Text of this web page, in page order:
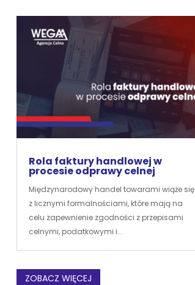
Rola faktury handlowej w
procesie odprawy celnej
Międzynarodowy handel towarami wiąże się
z licznymi formalnościami, które mają na
celu zapewnienie zgodności z przepisami
celnymi, podatkowymi i...
ZOBACZ WIĘCEJ